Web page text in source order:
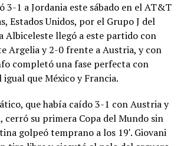
3-1 a Jordania este sábado en el AT&T
Estados Unidos, por el Grupo J del
Albiceleste llegó a este partido con
Argelia y 2-0 frente a Austria, y con
completó una fase perfecta con
que México y Francia.
que había caído 3-1 con Austria y
cerró su primera Copa del Mundo sin
golpeó temprano a los 19′. Giovani